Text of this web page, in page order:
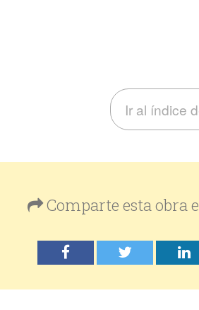
Ir al índice
Comparte esta obra